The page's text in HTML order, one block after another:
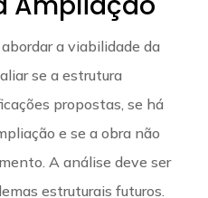
a viabilidade da
se a estrutura
propostas, se há
e se a obra não
A análise deve ser
estruturais futuros.